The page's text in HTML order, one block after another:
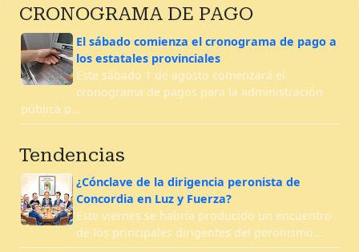
CRONOGRAMA DE PAGO
El sábado comienza el cronograma de pago a
los estatales provinciales
Este sábado 1 de agosto comenzará el
cronograma de pagos para la administración
pública p…
Tendencias
¿Cónclave de la dirigencia peronista de
Concordia en Luz y Fuerza?
Este viernes se habría producido un encuentro
de los principales dirigentes del peronismo…